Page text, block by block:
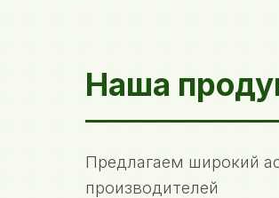
Наша
Предлагаем широкий
производителей